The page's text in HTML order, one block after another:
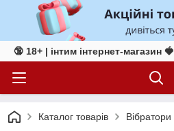
🔞 18+ | інтим інтернет-магазин 🍓
Каталог товарів Вібратори